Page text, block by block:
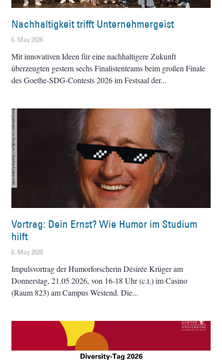
Nachhaltigkeit trifft Unternehmergeist
6. May 2026
Mit innovativen Ideen für eine nachhaltigere Zukunft
überzeugten gestern sechs Finalistenteams beim großen Finale
des Goethe-SDG-Contests 2026 im Festsaal der
Vortrag: Dein Ernst? Wie Humor im Studium
hilft
6. May 2026
Impulsvortrag der Humorforscherin Désirée Krüger am
Donnerstag, 21.05.2026, von 16-18 Uhr (c.t.) im Casino
(Raum 823) am Campus Westend. Die